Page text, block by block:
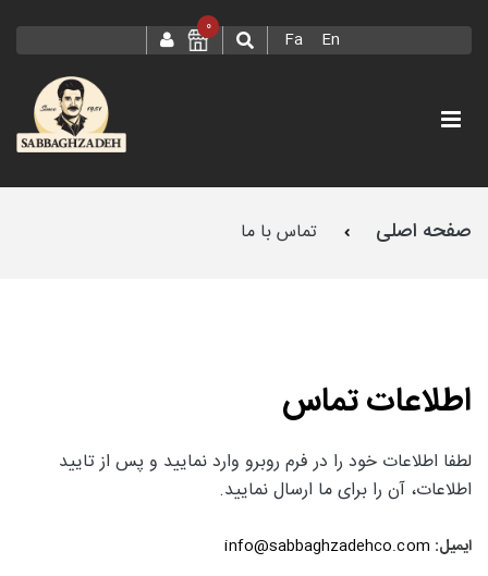
Fa En
0
صفحه اصلی تماس با ما
اطلاعات تماس
لطفا اطلاعات خود را در فرم روبرو وارد نمایید و پس از تایید
اطلاعات، آن را برای ما ارسال نمایید.
ایمیل: info@sabbaghzadehco.com